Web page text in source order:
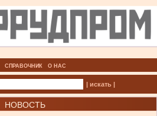
СПРАВОЧНИК О НАС
| искать |
НОВОСТЬ